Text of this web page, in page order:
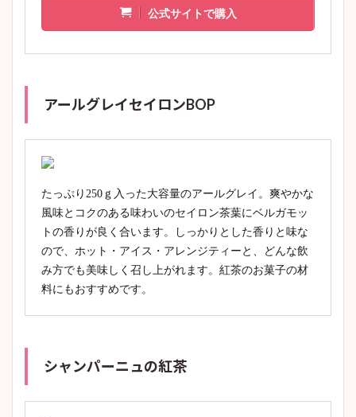
公式サイトで購入
アールグレイセイロンBOP
たっぷり250ｇ入った大容量のアールグレイ。爽やかな
風味とコクのある味わいのセイロン茶葉にベルガモッ
トの香りが良く合います。しっかりとした香りと味な
ので、ホット・アイス・アレンジティーと、どんな飲
み方でも美味しく召し上がれます。紅茶のお菓子の材
料にもおすすめです。
シャンパーニュの紅茶